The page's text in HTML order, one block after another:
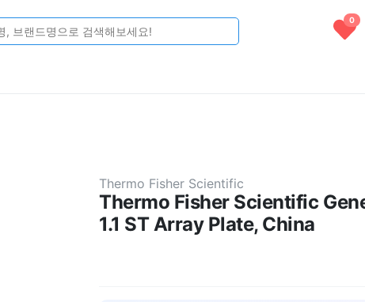
0
Thermo Fisher Scientific
Thermo Fisher Scientific
1.1 ST Array Plate, China